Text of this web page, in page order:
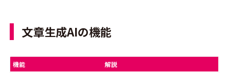
文章生成AIの機能
機能 解説